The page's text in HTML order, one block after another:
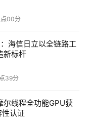
00分
：海信日立以全链路工
新标杆
39分
尔线程全功能GPU获
认证